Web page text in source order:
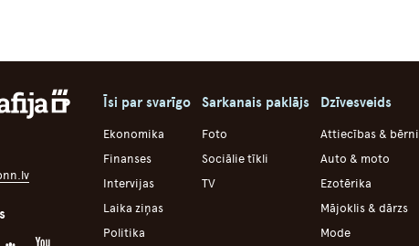
Īsi par svarīgo
Ekonomika
Finanses
Intervijas
Laika ziņas
Politika
Sarkanais paklājs
Foto
Sociālie tīkli
TV
Dzīvesveids
Attiecības & bērni
Auto & moto
Ezotērika
Mājoklis & dārzs
Mode